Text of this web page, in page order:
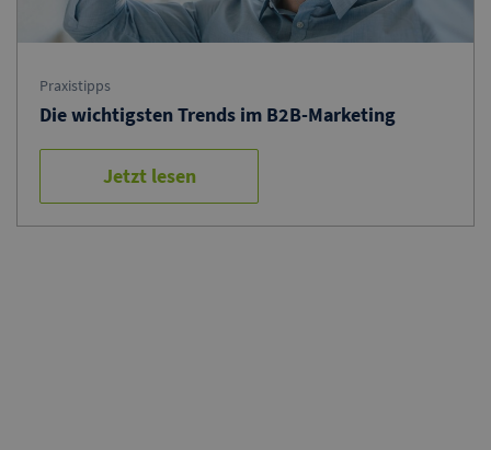
Praxistipps
Die wichtigsten Trends im B2B-Marketing
Jetzt lesen